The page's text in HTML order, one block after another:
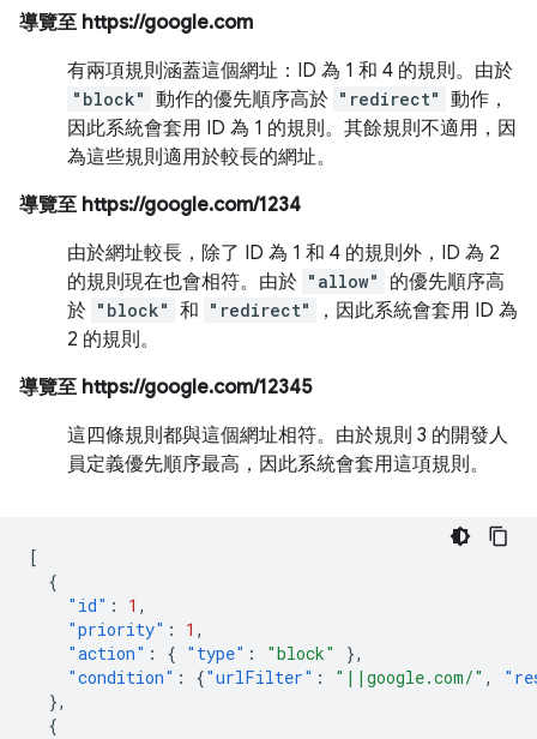
導覽至 https://google.com
有兩項規則涵蓋這個網址：ID 為 1 和 4 的規則。由於
"block" 動作的優先順序高於 "redirect" 動作，
因此系統會套用 ID 為 1 的規則。其餘規則不適用，因
為這些規則適用於較長的網址。
導覽至 https://google.com/1234
由於網址較長，除了 ID 為 1 和 4 的規則外，ID 為 2
的規則現在也會相符。由於 "allow"
的優先順序高
於 "block" 和 "redirect"
，因此系統會套用 ID 為
2 的規則。
導覽至 https://google.com/12345
這四條規則都與這個網址相符。由於規則 3 的開發人
員定義優先順序最高，因此系統會套用這項規則。
[
{
"id" : 1 ,
"priority" : 1 ,
"action" : { "type" : "block"
},
"condition" : {"urlFilter" : "||google.com/" ,
},
{